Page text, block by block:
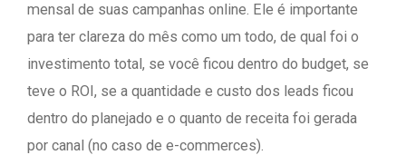
mensal de suas campanhas online. Ele é importante
para ter clareza do mês como um todo, de qual foi o
investimento total, se você ficou dentro do budget, se
teve o ROI, se a quantidade e custo dos leads ficou
dentro do planejado e o quanto de receita foi gerada
por canal (no caso de e-commerces).